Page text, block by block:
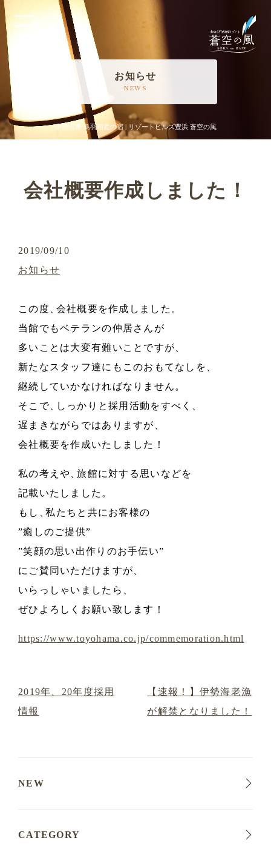
伊勢志摩 鳥羽相差の宿 | リゾートヒルズ豊浜 蒼空の風
お知らせ
NEWS
会社概要作成しました！
2019/09/10
お知らせ
この度 、会社概要を作成しました 。
当館でもベテランの仲居さんが
多いことは大変有難いことですが
新たなスタッフ達にもこのおもてなしを
継続していかなければなりません 。
そこで、しっかりと採用活動をすべく
遅まきながらではありますが
会社概要を作成いたしました！
私の考えや 、旅館に対する思いなどを
記載いたしました 。
もし
、私たちと共にお客様の
”癒しのご提供”
”笑顔の思い出作りのお手伝い”
にご賛同いただけますが
いらっしゃいましたら
ぜひよろしくお願い致します！
https://www.toyohama.co.jp/commemoration.html
2019年、20年度採用
情報
【速報！】伊勢海老漁
が解禁となりました！
NEW
CATEGORY